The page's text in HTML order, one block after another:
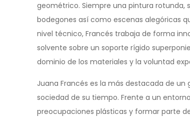
geométrico. Siempre una pintura rotunda,
bodegones así como escenas alegóricas
nivel técnico, Francés trabaja de forma
solvente sobre un soporte rígido
dominio de los materiales y la voluntad
Juana Francés es la más destacada de
sociedad de su tiempo. Frente a un
preocupaciones plásticas y formar parte